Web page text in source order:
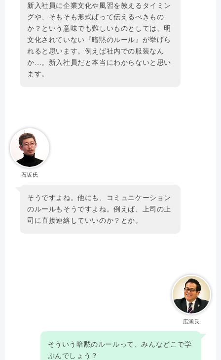
新入社員に企業文化や風習を教えるタイミン
グや、そもそも形式ばって伝えるべきもの
か？という意味でも難しいものとしては、明
文化されていない『暗黙のルール』が挙げら
れると思います。例えば社内での服装なん
か…。新入社員だと本当にわからないと思い
ます。
石坂氏
そうですよね。他にも、コミュニケーション
のルールもそうですよね。例えば、上司の上
司に直接連絡していいのか？とか。
広瀬氏
そういう暗黙のルールって、みんなどこで学
ぶんでしょう？